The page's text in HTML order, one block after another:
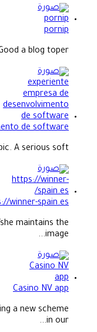
pornip
a blog toper...
de software
A serious soft...
winner-spain.es/
maintains the
image...
Casino NV app
a new scheme
in our...